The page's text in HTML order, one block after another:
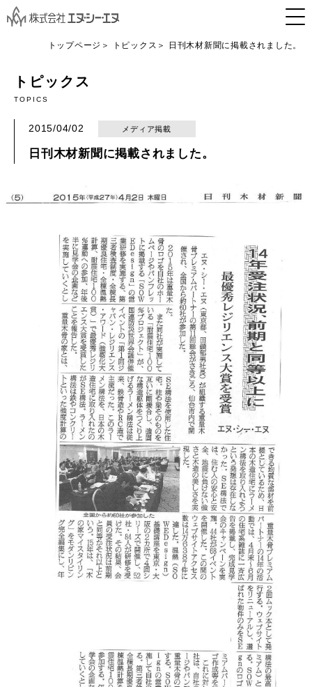
トップページ トピックス 日刊木材新聞に掲載されました。
トピックス
TOPICS
2015/04/02 メディア掲載
日刊木材新聞に掲載されました。